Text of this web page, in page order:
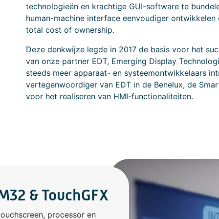
technologieën en krachtige GUI-software te
human-machine interface eenvoudiger
total cost of ownership.
Deze denkwijze legde in 2017 de basis voor het
van onze partner EDT, Emerging Display
steeds meer apparaat- en systeemontwikkelaars
vertegenwoordiger van EDT in de Benelux, de
voor het realiseren van HMI-functionaliteiten.
& TouchGFX
processor en